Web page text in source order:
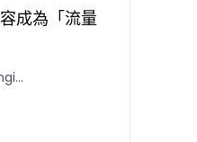
成為「流量